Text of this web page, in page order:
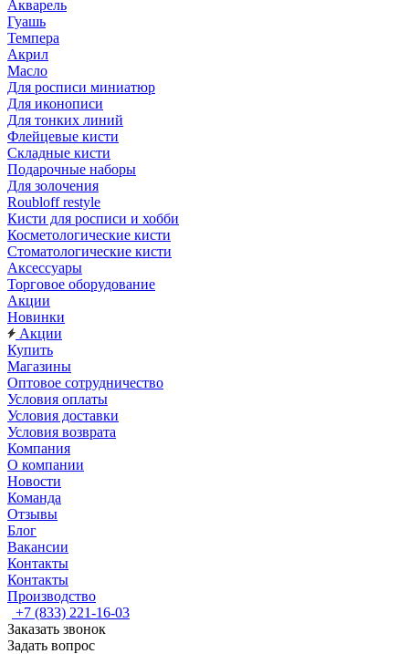
Акварель
Гуашь
Темпера
Акрил
Масло
Для росписи миниатюр
Для иконописи
Для тонких линий
Флейцевые кисти
Складные кисти
Подарочные наборы
Для золочения
Roubloff restyle
Кисти для росписи и хобби
Косметологические кисти
Стоматологические кисти
Аксессуары
Торговое оборудование
Акции
Новинки
Акции
Купить
Магазины
Оптовое сотрудничество
Условия оплаты
Условия доставки
Условия возврата
Компания
О компании
Новости
Команда
Отзывы
Блог
Вакансии
Контакты
Контакты
Производство
+7 (833) 221-16-03
Заказать звонок
Задать вопрос